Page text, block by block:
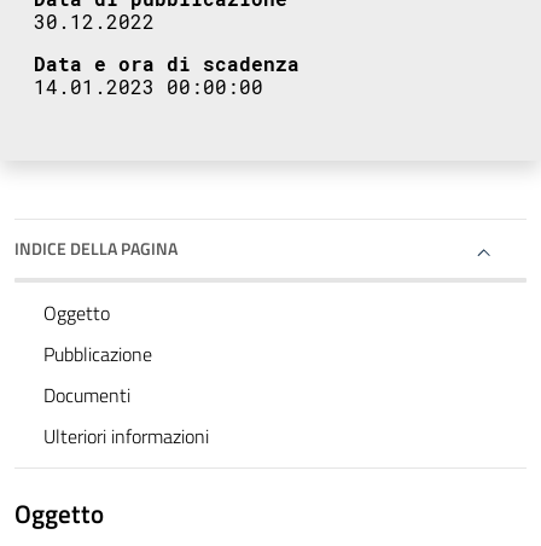
30.12.2022
Data e ora di scadenza
14.01.2023 00:00:00
INDICE DELLA PAGINA
Oggetto
Pubblicazione
Documenti
Ulteriori informazioni
Oggetto